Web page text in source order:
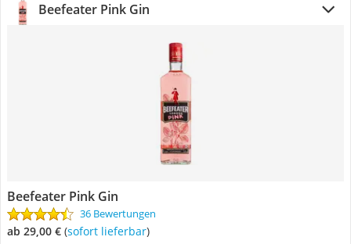
Beefeater Pink Gin
Beefeater Pink Gin
36 Bewertungen
ab 29,00 € ( Sofort lieferbar)